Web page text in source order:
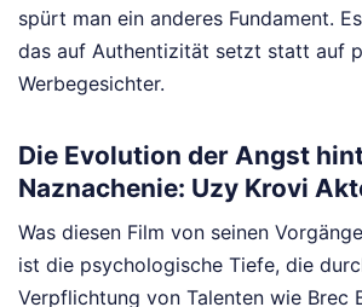
spürt man ein anderes Fundament.
das auf Authentizität setzt statt auf
Werbegesichter.
Die Evolution der Angst
Naznachenie: Uzy Krovi
Was diesen Film von seinen
ist die psychologische Tiefe, die
Verpflichtung von Talenten wie Brec